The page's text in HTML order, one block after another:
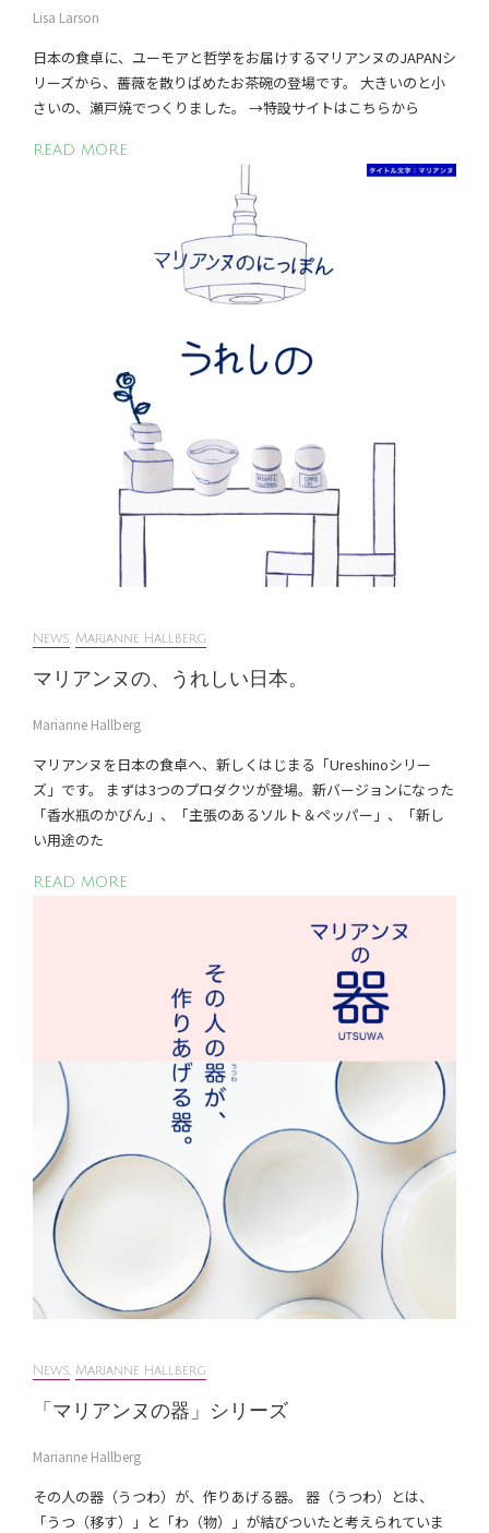
Lisa Larson
日本の食卓に、ユーモアと哲学をお届けするマリアンヌのJAPANシ
リーズから、薔薇を散りばめたお茶碗の登場です。 大きいのと小
さいの、瀬戸焼でつくりました。 →特設サイトはこちらから
READ MORE
News, Marianne Hallberg
マリアンヌの、うれしい日本。
Marianne Hallberg
マリアンヌを日本の食卓へ、新しくはじまる「Ureshinoシリー
ズ」です。 まずは3つのプロダクツが登場。新バージョンになった
「香水瓶のかびん」、「主張のあるソルト＆ペッパー」、「新し
い用途のた
READ MORE
News, Marianne Hallberg
「マリアンヌの器」シリーズ
Marianne Hallberg
その人の器（うつわ）が、作りあげる器。 器（うつわ）とは、
「うつ（移す）」と「わ（物）」が結びついたと考えられていま